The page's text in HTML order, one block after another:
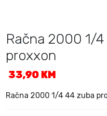
Račna 2000 1/
proxxon
33,90 KM
Račna 2000 1/4 44 zuba